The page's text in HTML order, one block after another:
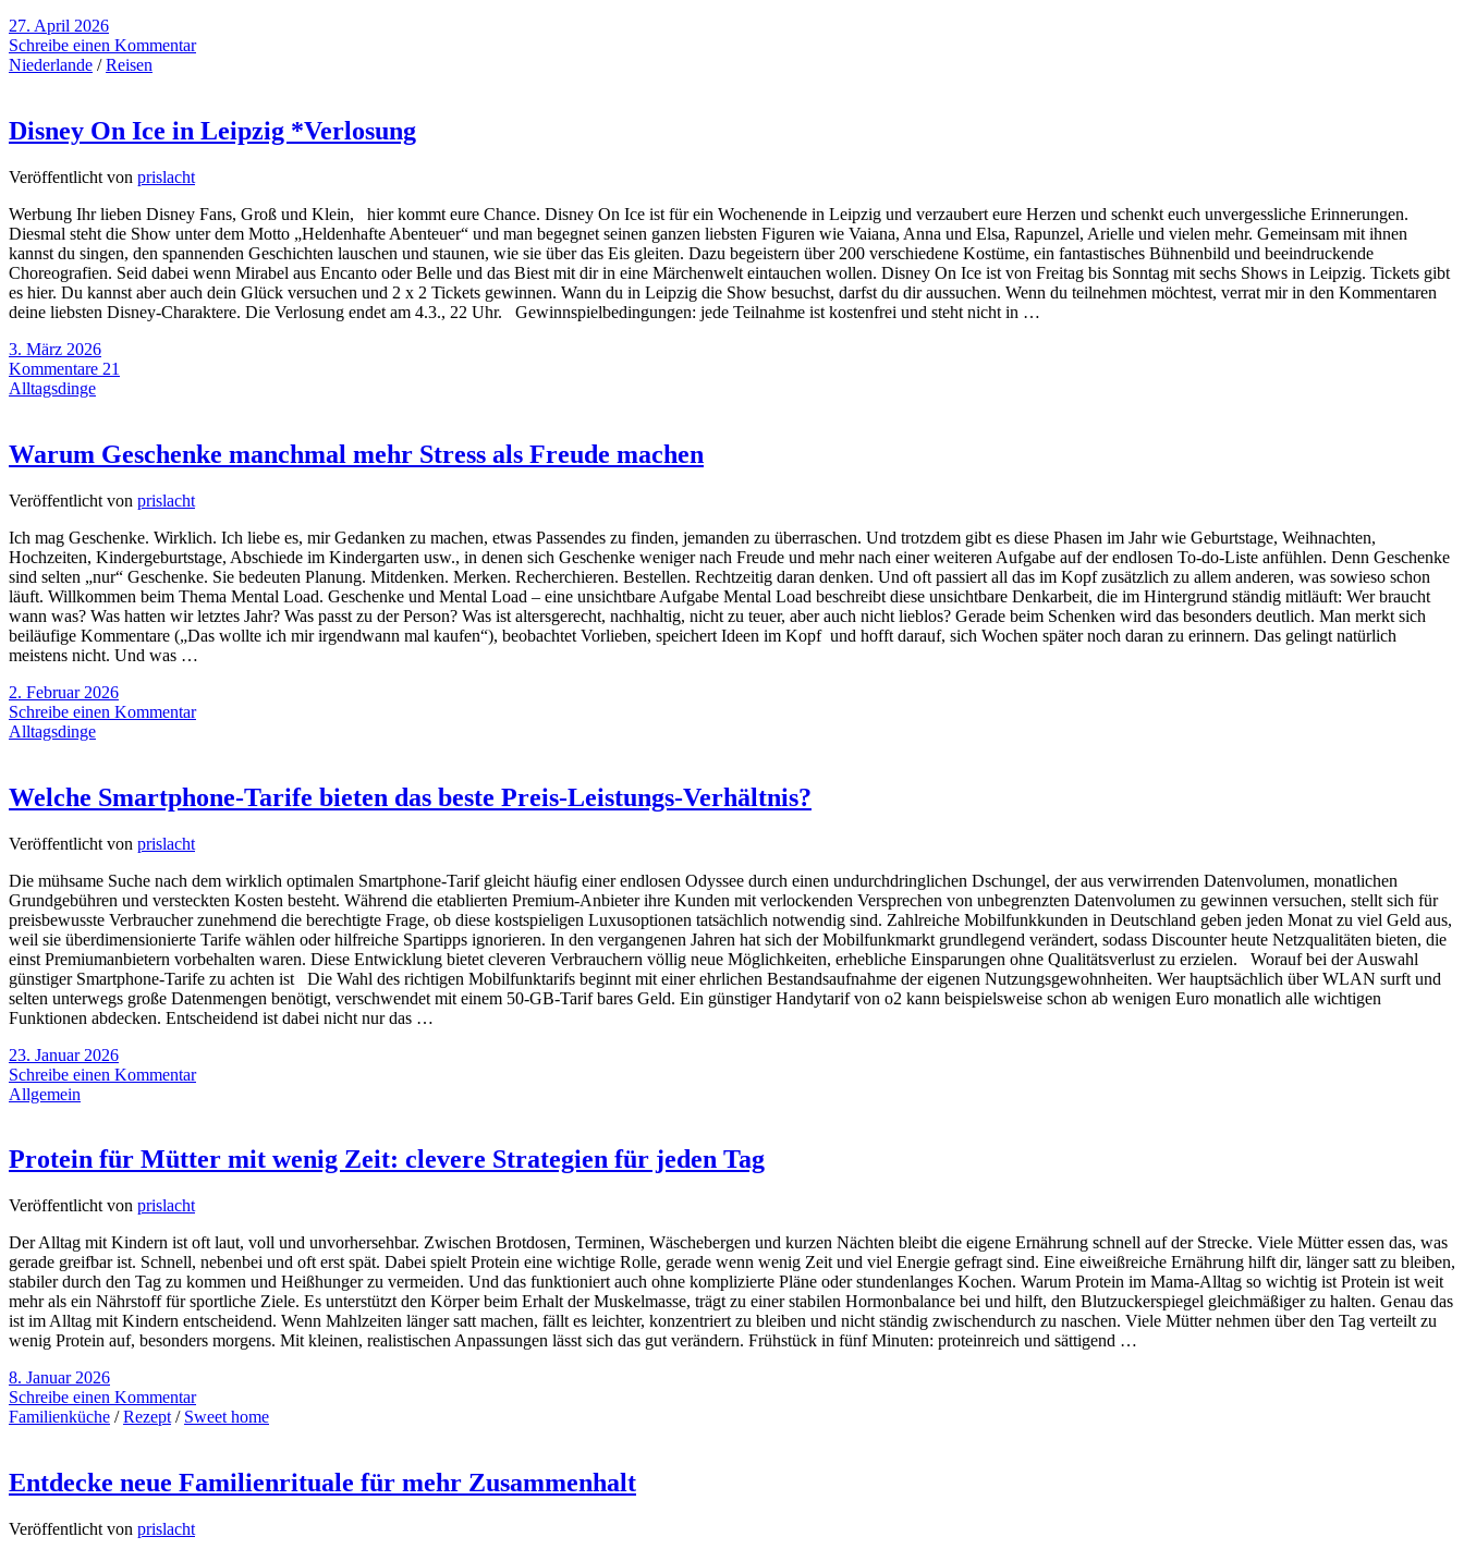
27. April 2026
Schreibe einen Kommentar
Niederlande /Reisen
Disney On Ice in Leipzig *Verlosung
Veröffentlicht von prislacht
Werbung Ihr lieben Disney Fans, Groß und Klein, hier kommt eure Chance. Disney On Ice ist für ein Wochenende in Leipzig und verzaubert eure Herzen und schenkt euch unvergessliche Erinnerungen.
Diesmal steht die Show unter dem Motto „Heldenhafte Abenteuer“ und man begegnet seinen ganzen liebsten Figuren wie Vaiana, Anna und Elsa, Rapunzel, Arielle und vielen mehr. Gemeinsam mit ihnen
kannst du singen, den spannenden Geschichten lauschen und staunen, wie sie über das Eis gleiten. Dazu begeistern über 200 verschiedene Kostüme, ein fantastisches Bühnenbild und beeindruckende
Choreografien. Seid dabei wenn Mirabel aus Encanto oder Belle und das Biest mit dir in eine Märchenwelt eintauchen wollen. Disney On Ice ist von Freitag bis Sonntag mit sechs Shows in Leipzig. Tickets gibt
es hier. Du kannst aber auch dein Glück versuchen und 2 x 2 Tickets gewinnen. Wann du in Leipzig die Show besuchst, darfst du dir aussuchen. Wenn du teilnehmen möchtest, verrat mir in den Kommentaren
deine liebsten Disney-Charaktere. Die Verlosung endet am 4.3., 22 Uhr. Gewinnspielbedingungen: jede Teilnahme ist kostenfrei und steht nicht in …
3. März 2026
Kommentare 21
Alltagsdinge
Warum Geschenke manchmal mehr Stress als Freude machen
Veröffentlicht von prislacht
Ich mag Geschenke. Wirklich. Ich liebe es, mir Gedanken zu machen, etwas Passendes zu finden, jemanden zu überraschen. Und trotzdem gibt es diese Phasen im Jahr wie Geburtstage, Weihnachten,
Hochzeiten, Kindergeburtstage, Abschiede im Kindergarten usw., in denen sich Geschenke weniger nach Freude und mehr nach einer weiteren Aufgabe auf der endlosen To-do-Liste anfühlen. Denn Geschenke
sind selten „nur“ Geschenke. Sie bedeuten Planung. Mitdenken. Merken. Recherchieren. Bestellen. Rechtzeitig daran denken. Und oft passiert all das im Kopf zusätzlich zu allem anderen, was sowieso schon
läuft. Willkommen beim Thema Mental Load. Geschenke und Mental Load – eine unsichtbare Aufgabe Mental Load beschreibt diese unsichtbare Denkarbeit, die im Hintergrund ständig mitläuft: Wer braucht
wann was? Was hatten wir letztes Jahr? Was passt zu der Person? Was ist altersgerecht, nachhaltig, nicht zu teuer, aber auch nicht lieblos? Gerade beim Schenken wird das besonders deutlich. Man merkt sich
beiläufige Kommentare („Das wollte ich mir irgendwann mal kaufen“), beobachtet Vorlieben, speichert Ideen im Kopf und hofft darauf, sich Wochen später noch daran zu erinnern. Das gelingt natürlich
meistens nicht. Und was …
2. Februar 2026
Schreibe einen Kommentar
Alltagsdinge
Welche Smartphone-Tarife bieten das beste Preis-Leistungs-Verhältnis?
Veröffentlicht von prislacht
Die mühsame Suche nach dem wirklich optimalen Smartphone-Tarif gleicht häufig einer endlosen Odyssee durch einen undurchdringlichen Dschungel, der aus verwirrenden Datenvolumen, monatlichen
Grundgebühren und versteckten Kosten besteht. Während die etablierten Premium-Anbieter ihre Kunden mit verlockenden Versprechen von unbegrenzten Datenvolumen zu gewinnen versuchen, stellt sich für
preisbewusste Verbraucher zunehmend die berechtigte Frage, ob diese kostspieligen Luxusoptionen tatsächlich notwendig sind. Zahlreiche Mobilfunkkunden in Deutschland geben jeden Monat zu viel Geld aus,
weil sie überdimensionierte Tarife wählen oder hilfreiche Spartipps ignorieren. In den vergangenen Jahren hat sich der Mobilfunkmarkt grundlegend verändert, sodass Discounter heute Netzqualitäten bieten, die
einst Premiumanbietern vorbehalten waren. Diese Entwicklung bietet cleveren Verbrauchern völlig neue Möglichkeiten, erhebliche Einsparungen ohne Qualitätsverlust zu erzielen. Worauf bei der Auswahl
günstiger Smartphone-Tarife zu achten ist Die Wahl des richtigen Mobilfunktarifs beginnt mit einer ehrlichen Bestandsaufnahme der eigenen Nutzungsgewohnheiten. Wer hauptsächlich über WLAN surft und
selten unterwegs große Datenmengen benötigt, verschwendet mit einem 50-GB-Tarif bares Geld. Ein günstiger Handytarif von o2 kann beispielsweise schon ab wenigen Euro monatlich alle wichtigen
Funktionen abdecken. Entscheidend ist dabei nicht nur das …
23. Januar 2026
Schreibe einen Kommentar
Allgemein
Protein für Mütter mit wenig Zeit: clevere Strategien für jeden Tag
Veröffentlicht von prislacht
Der Alltag mit Kindern ist oft laut, voll und unvorhersehbar. Zwischen Brotdosen, Terminen, Wäschebergen und kurzen Nächten bleibt die eigene Ernährung schnell auf der Strecke. Viele Mütter essen das, was
gerade greifbar ist. Schnell, nebenbei und oft erst spät. Dabei spielt Protein eine wichtige Rolle, gerade wenn wenig Zeit und viel Energie gefragt sind. Eine eiweißreiche Ernährung hilft dir, länger satt zu bleiben,
stabiler durch den Tag zu kommen und Heißhunger zu vermeiden. Und das funktioniert auch ohne komplizierte Pläne oder stundenlanges Kochen. Warum Protein im Mama-Alltag so wichtig ist Protein ist weit
mehr als ein Nährstoff für sportliche Ziele. Es unterstützt den Körper beim Erhalt der Muskelmasse, trägt zu einer stabilen Hormonbalance bei und hilft, den Blutzuckerspiegel gleichmäßiger zu halten. Genau das
ist im Alltag mit Kindern entscheidend. Wenn Mahlzeiten länger satt machen, fällt es leichter, konzentriert zu bleiben und nicht ständig zwischendurch zu naschen. Viele Mütter nehmen über den Tag verteilt zu
wenig Protein auf, besonders morgens. Mit kleinen, realistischen Anpassungen lässt sich das gut verändern. Frühstück in fünf Minuten: proteinreich und sättigend …
8. Januar 2026
Schreibe einen Kommentar
Familienküche /Rezept / Sweet home
Entdecke neue Familienrituale für mehr Zusammenhalt
Veröffentlicht von prislacht